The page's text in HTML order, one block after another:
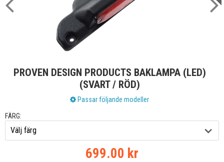
PROVEN DESIGN PRODUCTS BAKLAMPA (LED)
(SVART / RÖD)
Passar följande modeller
FÄRG:
699.00 kr